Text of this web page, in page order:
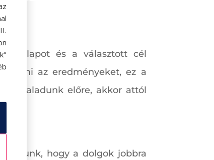
állapot és a választott cél
elérni az eredményeket, ez a
haladunk előre, akkor attól
hogy a dolgok jobbra